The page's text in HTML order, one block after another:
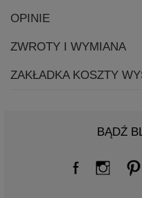
OPINIE
ZWROTY I WYMIANA
ZAKŁADKA KOSZTY
BĄDŹ